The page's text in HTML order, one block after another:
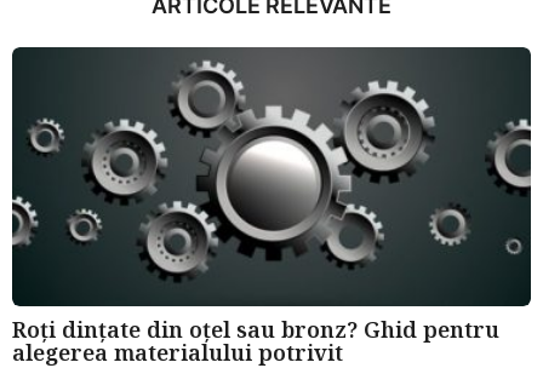
n
g
o
ARTICOLE RELEVANTE
Roți dințate din oțel sau bronz? Ghid pentru
alegerea materialului potrivit